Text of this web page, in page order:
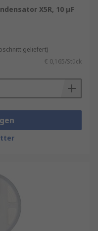
X5R, 10 μF
geliefert)
€ 0,165/Stück